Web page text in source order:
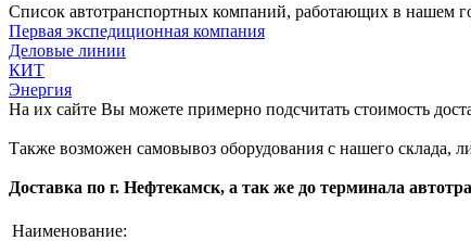
Список автотранспортных компаний, работающих в нашем
Первая экспедиционная компания
Деловые линии
КИТ
Энергия
На их сайте Вы можете примерно подсчитать стоимость
Также возможен самовывоз оборудования с нашего склада,
Доставка по г. Нефтекамск, а так же до терминала
Наименование: